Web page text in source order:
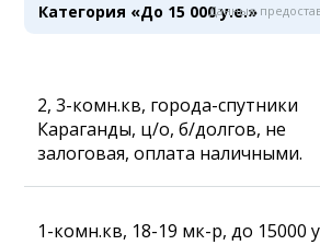
Категория «До 15 000 у.е.»
Данные
2, 3-комн.кв, города-спутники
Караганды, ц/о, б/долгов, не
залоговая, оплата наличными.
1-комн.кв, 18-19 мк-р, до 15000